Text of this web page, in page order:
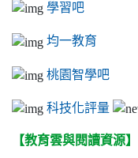
學習吧
均一教育
桃園智學吧
科技化評量
【教育雲與閱讀資源】